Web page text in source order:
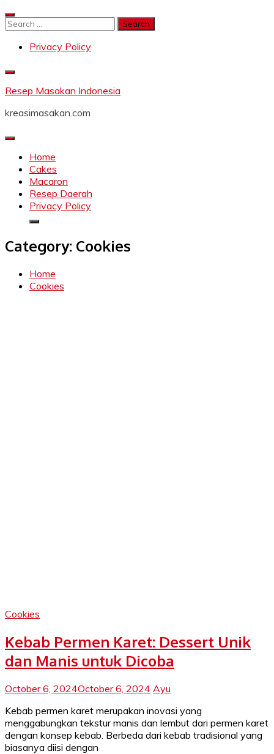
Skip
to
Search
Privacy Policy
Resep Masakan Indonesia
kreasimasakan.com
Home
Cakes
Macaron
Resep Daerah
Privacy Policy
Category: Cookies
Home
Cookies
Cookies
Kebab Permen Karet: Dessert Unik
dan Manis untuk Dicoba
October 6, 2024October 6, 2024 Ayu
Kebab permen karet merupakan inovasi yang
menggabungkan tekstur manis dan lembut dari permen karet
dengan konsep kebab. Berbeda dari kebab tradisional yang
biasanya diisi dengan